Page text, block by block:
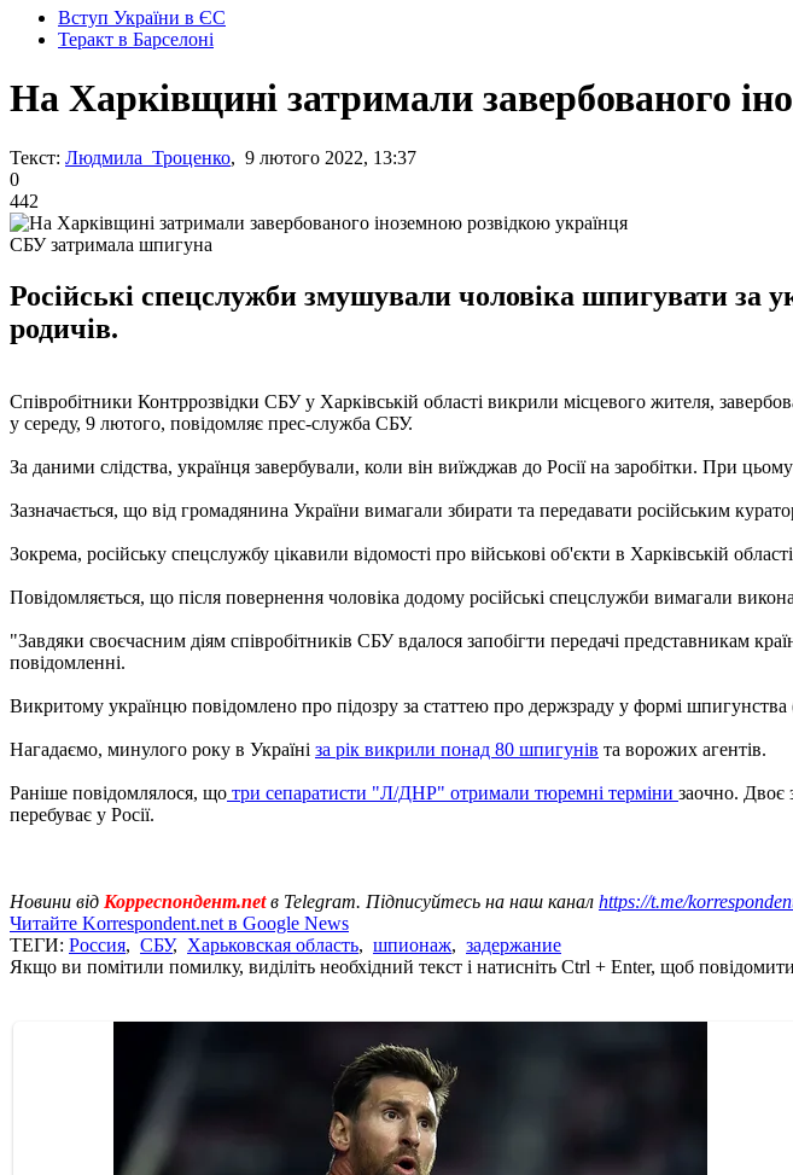
Вступ України в ЄС
Теракт в Барселоні
На Харківщині затримали завербованого
Текст: Людмила Троценко, 9 лютого 2022, 13:37
0
442
СБУ затримала шпигуна
Російські спецслужби змушували чоловіка шпигувати
родичів.
Співробітники Контррозвідки СБУ у Харківській області викрили місцевого жителя,
у середу, 9 лютого, повідомляє прес-служба СБУ.
За даними слідства, українця завербували, коли він виїжджав до Росії на заробітки. При
Зазначається, що від громадянина України вимагали збирати та передавати російським
Зокрема, російську спецслужбу цікавили відомості про військові об'єкти в Харківській
Повідомляється, що після повернення чоловіка додому російські спецслужби вимагали
"Завдяки своєчасним діям співробітників СБУ вдалося запобігти передачі представникам
повідомленні.
Викритому українцю повідомлено про підозру за статтею про держзраду у формі шпигунства
Нагадаємо, минулого року в Україні за рік викрили понад 80 шпигунів та ворожих агентів.
Раніше повідомлялося, що три сепаратисти "Л/ДНР" отримали тюремні терміни заочно. Двоє
перебуває у Росії.
Новини від Корреспондент.netв Telegram. Підписуйтесь на наш канал https://t.me/
Читайте Korrespondent.net в Google News
ТЕГИ: Россия, СБУ, Харьковская область, шпионаж, задержание
Якщо ви помітили помилку, виділіть необхідний текст і натисніть Ctrl + Enter, щоб